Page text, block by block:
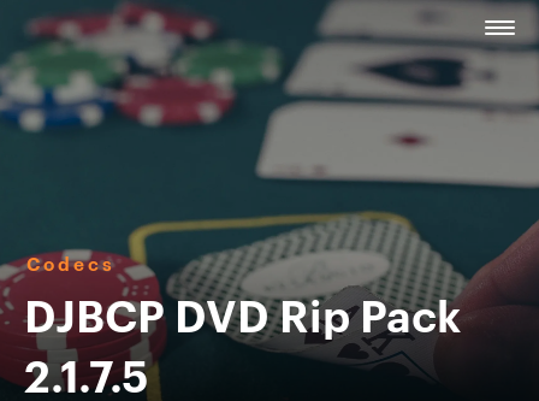
Codecs
DJBCP DVD Rip Pack
2.1.7.5